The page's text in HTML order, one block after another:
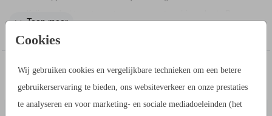
Cookies
Wij gebruiken cookies en vergelijkbare technieken om een betere
gebruikerservaring te bieden, ons websiteverkeer en onze prestaties
te analyseren en voor marketing- en sociale mediadoeleinden (het
Bekijk hier alle bijpassende producten
DRIELUIK ONTWERPEN
Toon meer
IN DEZELFDE STIJL KUN JE DIT OOK
BESTELLEN